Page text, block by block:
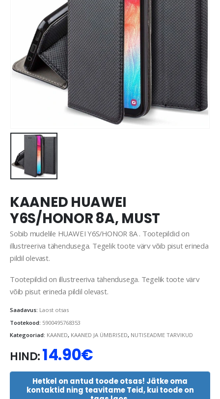
KAANED HUAWEI
Y6S/HONOR 8A, MUST
Sobib mudelile HUAWEI Y6S/HONOR 8A . Tootepildid on
illustreeriva tähendusega. Tegelik toote värv võib pisut erineda
pildil olevast.
Tootepildid on illustreeriva tähendusega. Tegelik toote värv
võib pisut erineda pildil olevast.
Saadavus: Laost otsas
Tootekood: 5900495768353
Kategooriad: KAANED, KAANED JA ÜMBRISED, NUTISEADME TARVIKUD
HIND:14.90€
Hetkel on antud toode otsas! Jätke oma
kontaktid ning teavitame Teid, kui toode on